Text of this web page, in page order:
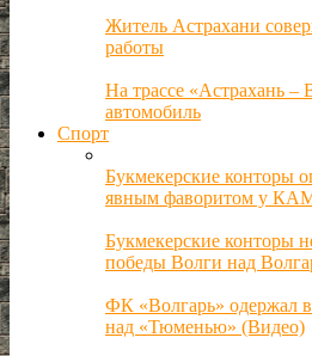
Житель Астрахани
работы
На трассе «Астрахань –
автомобиль
Спорт
Букмекерские конторы
явным фаворитом у
Букмекерские конторы
победы Волги над
ФК «Волгарь» одержал
над «Тюменью» (Видео)